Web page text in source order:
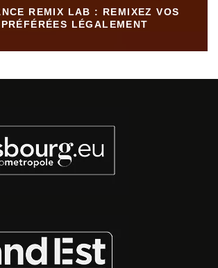
REMIX LAB : REMIXEZ VOS
LÉGALEMENT